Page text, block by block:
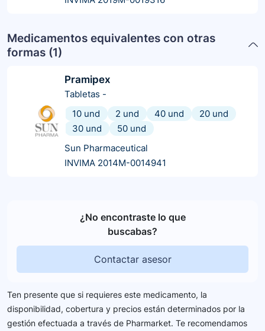
Medicamentos equivalentes con otras
formas (1)
Pramipex
Tabletas -
10 und
2 und 40 und
20 und
30 und
50 und
Sun Pharmaceutical
INVIMA 2014M-0014941
¿No encontraste lo que
buscabas?
Contactar asesor
Ten presente que si requieres este medicamento, la
disponibilidad, cobertura y precios están determinados por la
gestión efectuada a través de Pharmarket. Te recomendamos